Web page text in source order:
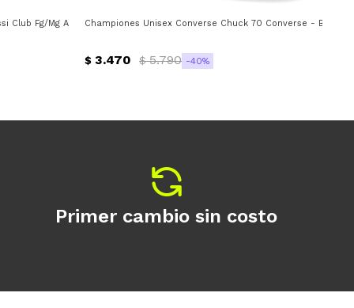
Club Fg/Mg Adidas - Blanco - Verde
Championes Unisex Converse Chuck 70 Converse - Blanco
$ 3.470 $ 5.790 40
Primer cambio sin costo